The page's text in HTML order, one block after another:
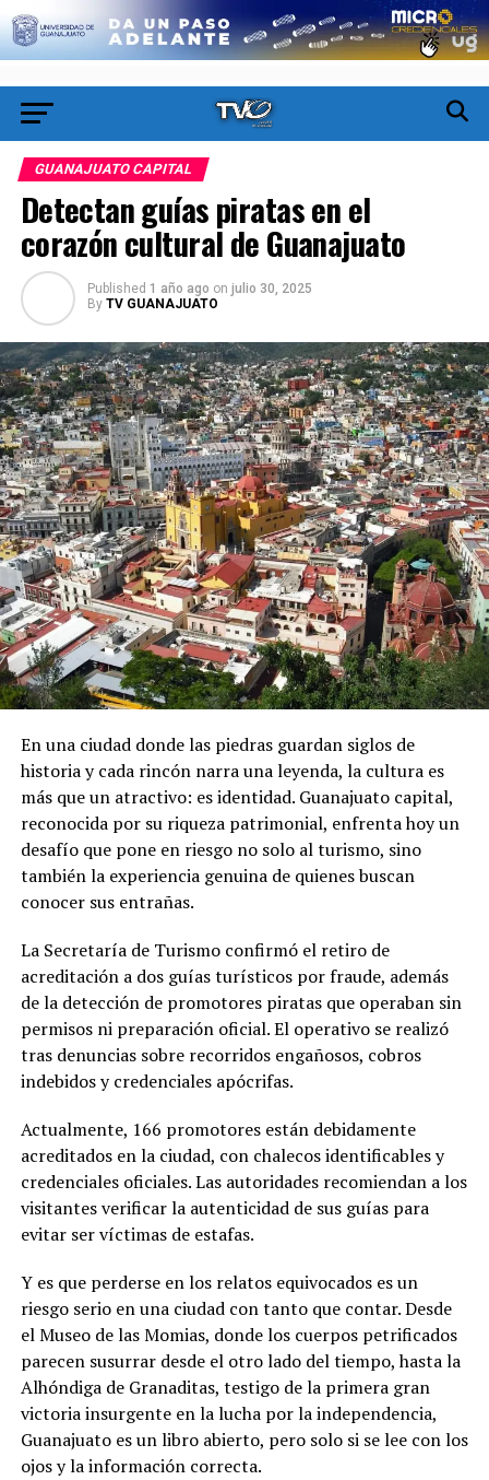
GUANAJUATO CAPITAL
Detectan guías piratas en el
corazón cultural de Guanajuato
Published 1 año ago on julio 30, 2025
By TV GUANAJUATO
En una ciudad donde las piedras guardan siglos de
historia y cada rincón narra una leyenda, la cultura es
más que un atractivo: es identidad. Guanajuato capital,
reconocida por su riqueza patrimonial, enfrenta hoy un
desafío que pone en riesgo no solo al turismo, sino
también la experiencia genuina de quienes buscan
conocer sus entrañas.
La Secretaría de Turismo confirmó el retiro de
acreditación a dos guías turísticos por fraude, además
de la detección de promotores piratas que operaban sin
permisos ni preparación oficial. El operativo se realizó
tras denuncias sobre recorridos engañosos, cobros
indebidos y credenciales apócrifas.
Actualmente, 166 promotores están debidamente
acreditados en la ciudad, con chalecos identificables y
credenciales oficiales. Las autoridades recomiendan a los
visitantes verificar la autenticidad de sus guías para
evitar ser víctimas de estafas.
Y es que perderse en los relatos equivocados es un
riesgo serio en una ciudad con tanto que contar. Desde
el Museo de las Momias, donde los cuerpos petrificados
parecen susurrar desde el otro lado del tiempo, hasta la
Alhóndiga de Granaditas, testigo de la primera gran
victoria insurgente en la lucha por la independencia,
Guanajuato es un libro abierto, pero solo si se lee con los
ojos y la información correcta.